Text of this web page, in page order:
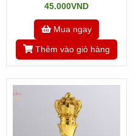
45.000VND
Mua ngay
Thêm vào giỏ hàng